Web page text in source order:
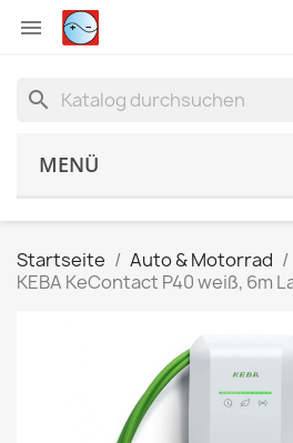

search
MENÜ
Startseite Auto & Motorrad
KEBA KeContact P40 weiß, 6m